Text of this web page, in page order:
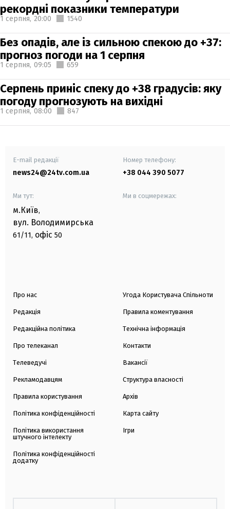
рекордні показники температури
1 серпня, 20:00 1540
Без опадів, але із сильною спекою до +37:
прогноз погоди на 1 серпня
1 серпня, 09:05 659
Серпень приніс спеку до +38 градусів: яку
погоду прогнозують на вихідні
1 серпня, 08:00 847
E-mail редакції
news24@24tv.com.ua
Номер телефону:
+38 044 390 5077
Ми тут:
м.Київ,
вул. Володимирська
61/11, офіс 50
Ми в соцмережах:
Про нас
Редакція
Редакційна політика
Про телеканал
Телеведучі
Рекламодавцям
Правила користування
Політика конфіденційності
Політика використання
штучного інтелекту
Політика конфіденційності
додатку
Угода Користувача Спільноти
Правила коментування
Технічна інформація
Контакти
Вакансії
Структура власності
Архів
Карта сайту
Ігри